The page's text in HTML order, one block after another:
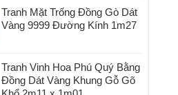
Tranh Mặt Trống Đồng Gò Dát
Vàng 9999 Đường Kính 1m27
Tranh Vinh Hoa Phú Quý Bằng
Đồng Dát Vàng Khung Gỗ Gõ